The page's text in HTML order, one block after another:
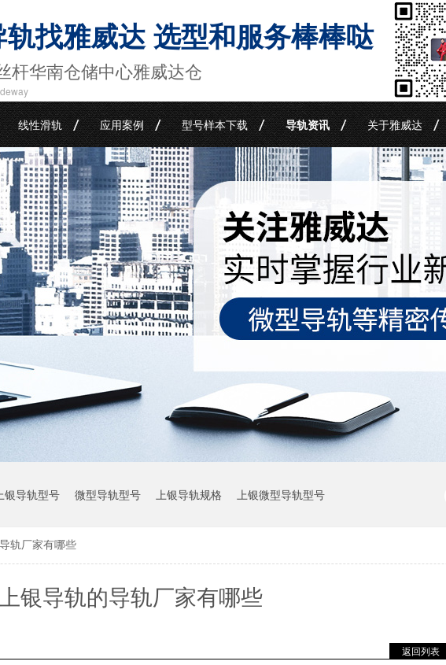
找雅威达 选型和服务棒棒哒
杆华南仓储中心雅威达仓
线性滑轨 应用案例 型号样本下载 导轨资讯 关于雅威达
银导轨型号 微型导轨型号 上银导轨规格 上银微型导轨型号
轨厂家有哪些
银导轨的导轨厂家有哪些
返回列表